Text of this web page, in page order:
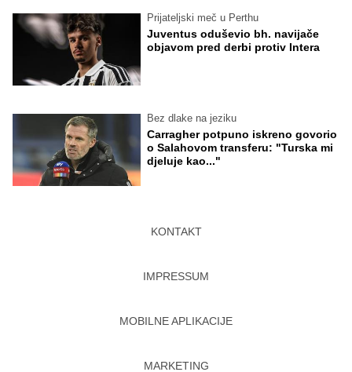
Prijateljski meč u Perthu
Juventus oduševio bh. navijače
objavom pred derbi protiv Intera
Bez dlake na jeziku
Carragher potpuno iskreno govorio
o Salahovom transferu: "Turska mi
djeluje kao..."
KONTAKT
IMPRESSUM
MOBILNE APLIKACIJE
MARKETING